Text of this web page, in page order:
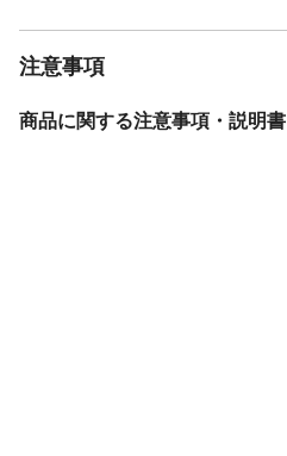
注意事項
商品に関する注意事項・説明書